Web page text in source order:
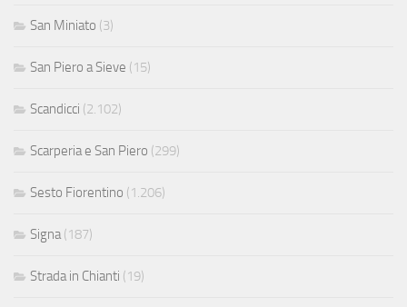
San Miniato (3)
San Piero a Sieve (15)
Scandicci (2.102)
Scarperia e San Piero (299)
Sesto Fiorentino (1.206)
Signa(187)
Strada in Chianti (19)